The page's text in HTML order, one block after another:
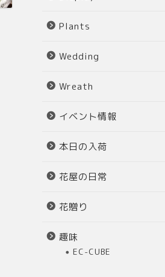
Plants
Wedding
Wreath
イベント情報
本日の入荷
花屋の日常
花贈り
趣味
EC-CUBE